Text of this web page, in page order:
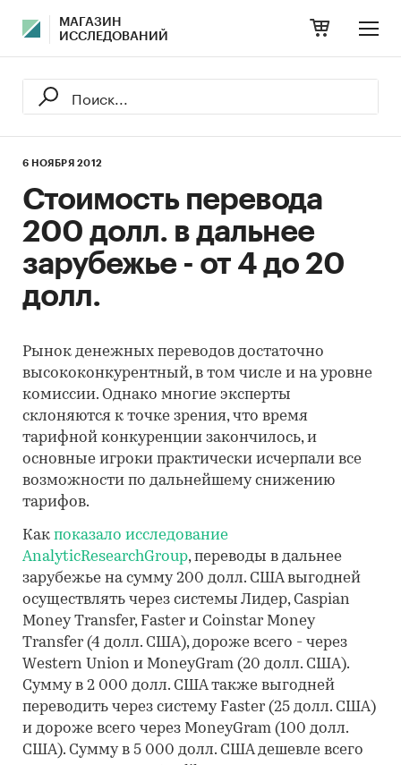
МАГАЗИН
ИССЛЕДОВАНИЙ
6 НОЯБРЯ 2012
Стоимость перевода
200 долл. в дальнее
зарубежье - от 4 до 20
долл.
Рынок денежных переводов достаточно
высококонкурентный, в том числе и на уровне
комиссии. Однако многие эксперты
склоняются к точке зрения, что время
тарифной конкуренции закончилось, и
основные игроки практически исчерпали все
возможности по дальнейшему снижению
тарифов.
Как показало исследование
AnalyticResearchGroup, переводы в дальнее
зарубежье на сумму 200 долл. США выгодней
осуществлять через системы Лидер, Caspian
Money Transfer, Faster и Coinstar Money
Transfer (4 долл. США), дороже всего - через
Western Union и MoneyGram (20 долл. США).
Сумму в 2 000 долл. США также выгодней
переводить через систему Faster (25 долл. США)
и дороже всего через MoneyGram (100 долл.
США). Сумму в 5 000 долл. США дешевле всего